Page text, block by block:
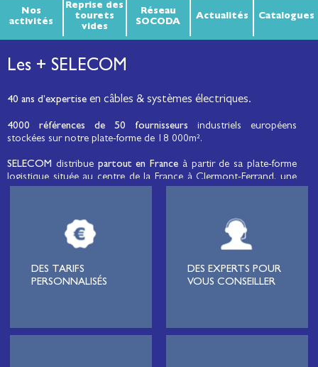
Nos
activités
Reprise des
tourets
vides
Réseau
SOCODA
Actualités Catalogues
Les + SELECOM
40 ans d’expertise en câbles & systèmes électriques.
4000 références de 50 fournisseurs industriels européens
stockées sur notre plate-forme de 18 000m².
SELECOM distribue partout en France à partir de sa plate-forme
logistique située au centre de la France à Clermont-Ferrand, une
, de matériel
d’éclairage public et d'éco-mobilité destinée aux professionnels de
Lignard, monteur de réseaux électriques, installateur électrique,
tableautier, collectivité, municipalité, exploitation agricole,
d’électrification, site industriel, scierie, site logistique, station de
DES TARIFS
PERSONNALISÉS
DES EXPERTS POUR
VOUS CONSEILLER